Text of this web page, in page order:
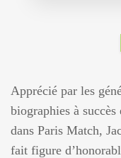
Apprécié par les
biographies à succès
dans Paris Match,
fait figure